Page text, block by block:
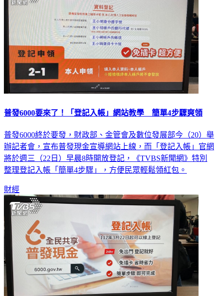
普發6000要來了！「登記入帳」網站教學 簡單4步驟爽領
普發6000終於要發，財政部、金管會及數位發展部今（20）舉
辦記者會，宣布普發現金宣導網站上線，而「登記入帳」官網
將於週三（22日）早晨8時開放登記，《TVBS新聞網》特別
整理登記入帳「簡單4步驟」，方便民眾輕鬆領紅包。
財經